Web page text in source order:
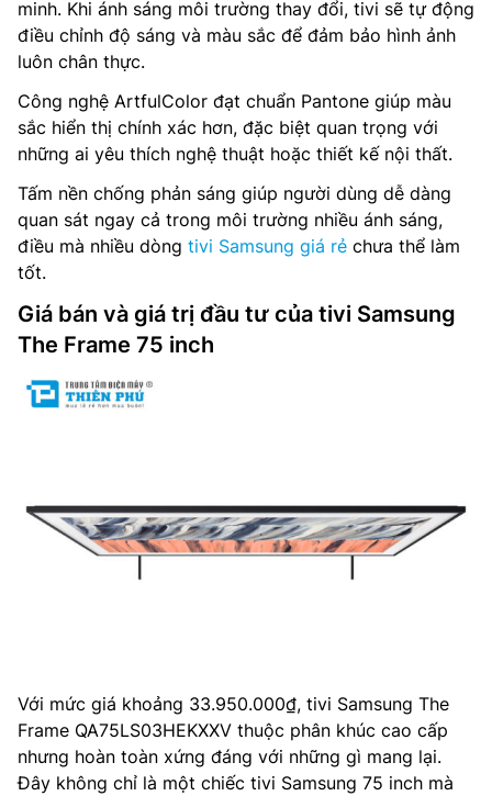
minh. Khi ánh sáng môi trường thay đổi, tivi sẽ tự động
điều chỉnh độ sáng và màu sắc để đảm bảo hình ảnh
luôn chân thực.
Công nghệ ArtfulColor đạt chuẩn Pantone giúp màu
sắc hiển thị chính xác hơn, đặc biệt quan trọng với
những ai yêu thích nghệ thuật hoặc thiết kế nội thất.
Tấm nền chống phản sáng giúp người dùng dễ dàng
quan sát ngay cả trong môi trường nhiều ánh sáng,
điều mà nhiều dòng tivi Samsung giá rẻ chưa thể làm
tốt.
Giá bán và giá trị đầu tư của tivi Samsung
The Frame 75 inch
Với mức giá khoảng 33.950.000₫, tivi Samsung The
Frame QA75LS03HEKXXV thuộc phân khúc cao cấp
nhưng hoàn toàn xứng đáng với những gì mang lại.
Đây không chỉ là một chiếc tivi Samsung 75 inch mà